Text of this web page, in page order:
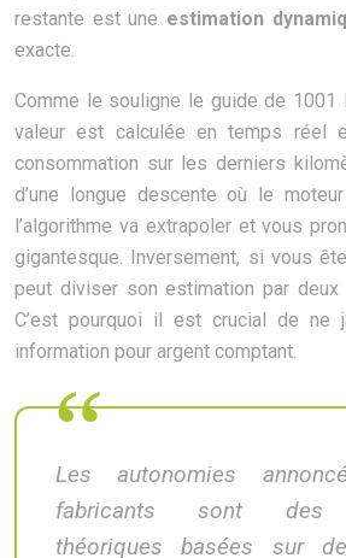
restante est une estimation
exacte.
Comme le souligne le guide de 1001
valeur est calculée en temps réel
consommation sur les derniers
d’une longue descente où le
l’algorithme va extrapoler et vous
gigantesque. Inversement, si vous
peut diviser son estimation par deux
C’est pourquoi il est crucial de ne
information pour argent comptant.
Les autonomies
fabricants sont des
théoriques basées sur